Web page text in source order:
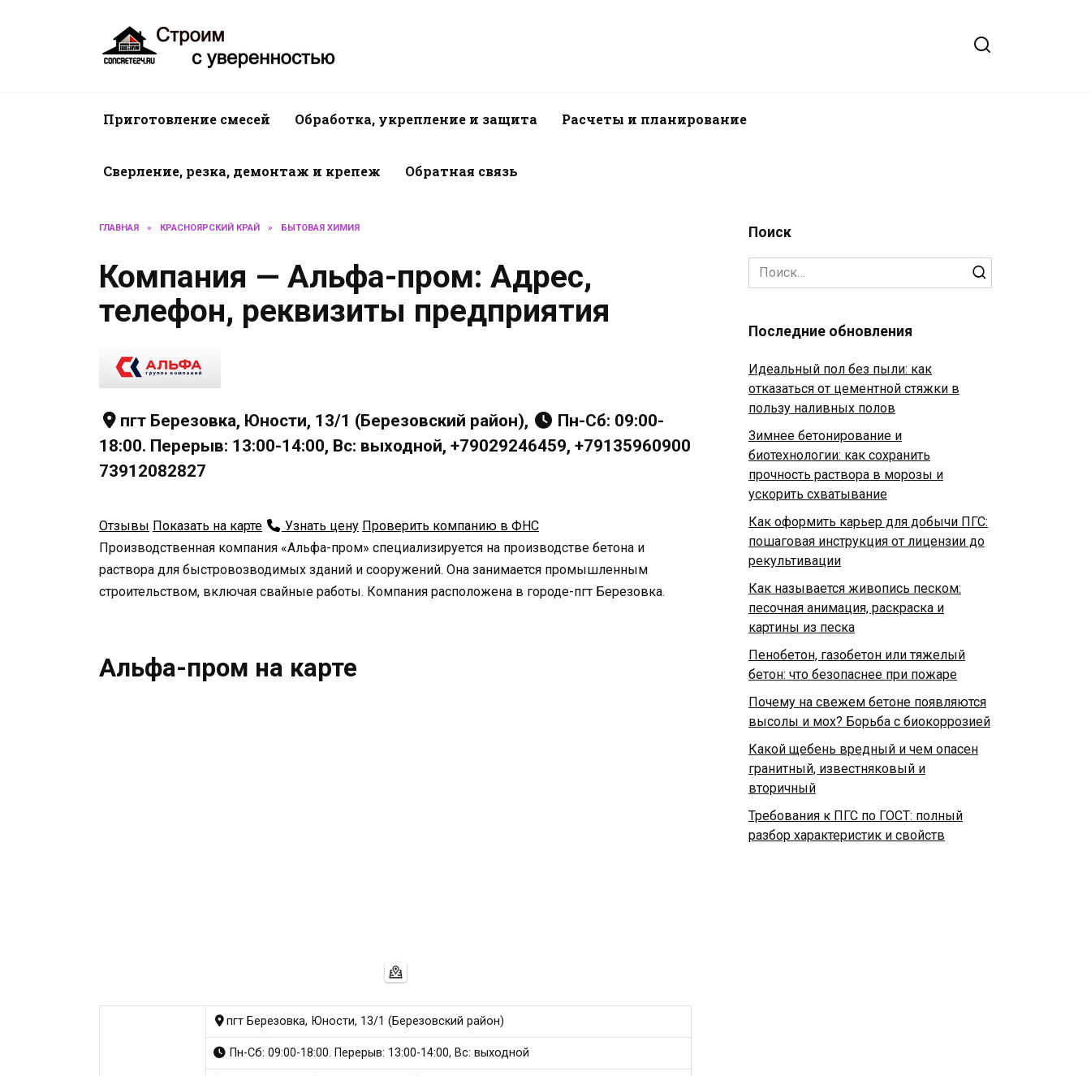
Приготовление смесей Обработка, укрепление и защита Расчеты и планирование
Сверление, резка, демонтаж и крепеж Обратная связь
ГЛАВНАЯ » КРАСНОЯРСКИЙ КРАЙ » БЫТОВАЯ ХИМИЯ
Компания — Альфа-пром: Адрес,
телефон, реквизиты предприятия
пгт Березовка, Юности, 13/1 (Березовский район),
Пн-Сб: 09:00-
18:00. Перерыв: 13:00-14:00, Вс: выходной, +79029246459, +79135960900
73912082827
Отзывы Показать на карте Узнать цену Проверить компанию в ФНС
Производственная компания «Альфа-пром» специализируется на производстве бетона и
раствора для быстровозводимых зданий и сооружений. Она занимается промышленным
строительством, включая свайные работы. Компания расположена в городе-пгт Березовка.
Альфа-пром на карте
пгт Березовка, Юности, 13/1 (Березовский район)
Пн-Сб: 09:00-18:00. Перерыв: 13:00-14:00, Вс: выходной
Поиск
Search
for:
Последние обновления
Идеальный пол без пыли: как
отказаться от цементной стяжки в
пользу наливных полов
Зимнее бетонирование и
биотехнологии: как сохранить
прочность раствора в морозы и
ускорить схватывание
Как оформить карьер для добычи ПГС:
пошаговая инструкция от лицензии до
рекультивации
Как называется живопись песком:
песочная анимация, раскраска и
картины из песка
Пенобетон, газобетон или тяжелый
бетон: что безопаснее при пожаре
Почему на свежем бетоне появляются
высолы и мох? Борьба с биокоррозией
Какой щебень вредный и чем опасен
гранитный, известняковый и
вторичный
Требования к ПГС по ГОСТ: полный
разбор характеристик и свойств